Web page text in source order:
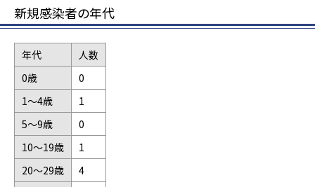
新規感染者の年代
年代
人数
0歳
0
1～4歳
1
5～9歳
0
10～19歳
1
20～29歳
4